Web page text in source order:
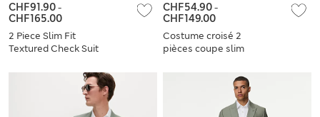
2 Piece Slim Fit
Textured Check Suit
CHF91.90-
CHF165.00
Costume croisé 2
pièces coupe slim
CHF54.90-
CHF149.00